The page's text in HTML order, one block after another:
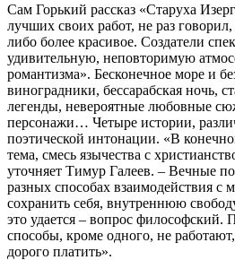
Сам Горький рассказ «Старуха
лучших своих работ, не раз
либо более красивое. Создатели
удивительную, неповторимую
романтизма». Бесконечное море и
виноградники, бессарабская ночь,
легенды, невероятные любовные
персонажи… Четыре истории,
поэтической интонации. «В
тема, смесь язычества с
уточняет Тимур Галеев. – Вечные
разных способах взаимодействия с
сохранить себя, внутреннюю
это удается – вопрос философский.
способы, кроме одного, не
дорого платить».